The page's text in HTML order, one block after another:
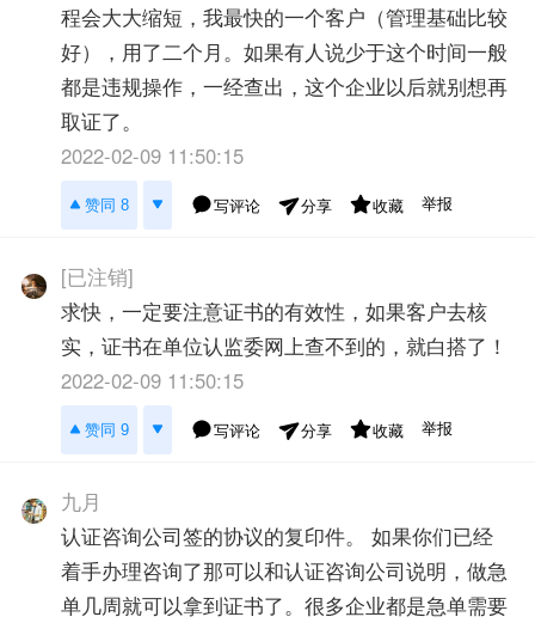
程会大大缩短，我最快的一个客户（管理基础比较
好），用了二个月。如果有人说少于这个时间一般
都是违规操作，一经查出，这个企业以后就别想再
取证了。
2022-02-09 11:50:15
赞同 8 写评论 分享 收藏 举报
[已注销]
求快，一定要注意证书的有效性，如果客户去核
实，证书在单位认监委网上查不到的，就白搭了！
2022-02-09 11:50:15
赞同 9 写评论 分享 收藏 举报
九月
认证咨询公司签的协议的复印件。 如果你们已经
着手办理咨询了那可以和认证咨询公司说明，做急
单几周就可以拿到证书了。很多企业都是急单需要